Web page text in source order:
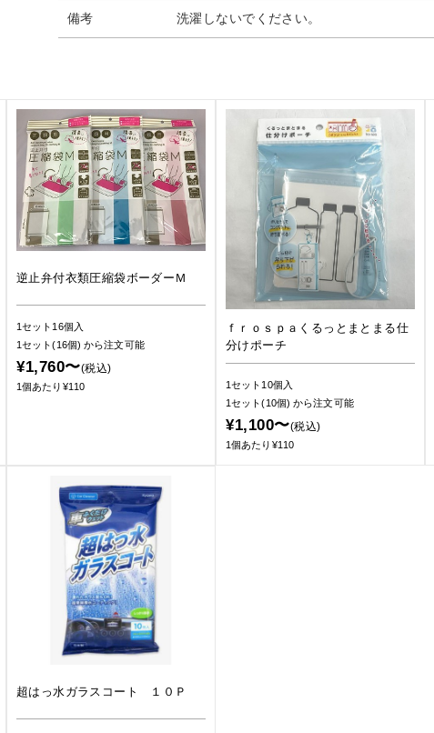
備考 洗濯しないでください。
逆止弁付衣類圧縮袋ボーダーＭ
1セット16個入
1セット(16個)から注文可能
¥1,760〜(税込)
1個あたり¥110
ｆｒｏｓｐａくるっとまとまる仕
分けポーチ
1セット10個入
1セット(10個)から注文可能
¥1,100〜(税込)
1個あたり¥110
超はっ水ガラスコート １０Ｐ